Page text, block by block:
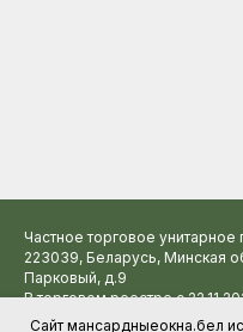
Сайт мансардныеокна.бел
Частное торговое
223039, Беларусь, Минская
Парковый, д.9
В торговом реестре с
УНП 691595862 от